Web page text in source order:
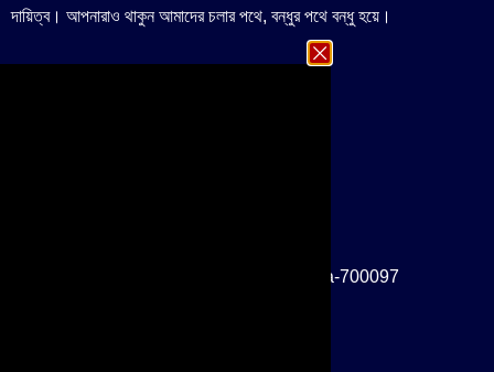
দায়িত্ব। আপনারাও থাকুন আমাদের চলার পথে, বন্ধুর পথে বন্ধু হয়ে।
Important Links
IA-101, Salt Lake, Sector-III, Kolkata-700097